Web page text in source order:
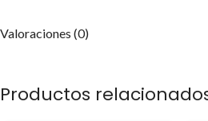
Valoraciones (0)
Productos